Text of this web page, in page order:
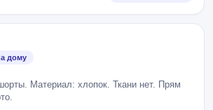
дому
Материал: хлопок. Ткани нет. Прям